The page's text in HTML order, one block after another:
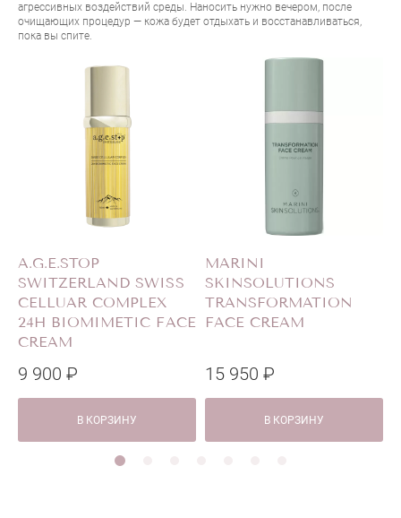
агрессивных воздействий среды. Наносить нужно вечером, после
очищающих процедур — кожа будет отдыхать и восстанавливаться,
пока вы спите.
A.G.E.STOP
SWITZERLAND SWISS
CELLUAR COMPLEX
24H BIOMIMETIC FACE
CREAM
9 900 ₽
В КОРЗИНУ
MARINI
SKINSOLUTIONS
TRANSFORMATION
FACE CREAM
15 950 ₽
В КОРЗИНУ